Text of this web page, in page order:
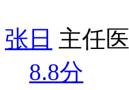
张日 主任
8.8分